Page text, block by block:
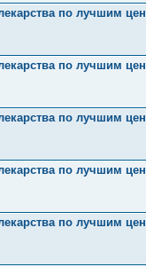
по лучшим
по лучшим
по лучшим
по лучшим
по лучшим